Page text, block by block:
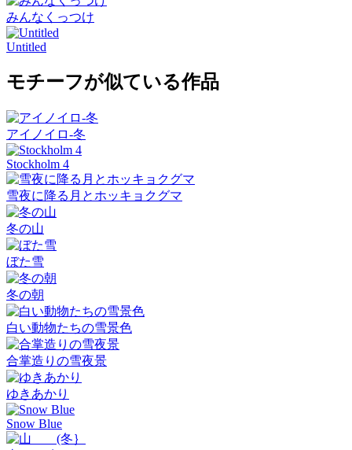
みんなくっつけ
Untitled
モチーフが似ている作品
アイノイロ-冬
Stockholm 4
雪夜に降る月とホッキョクグマ
冬の山
ぼた雪
冬の朝
白い動物たちの雪景色
合掌造りの雪夜景
ゆきあかり
Snow Blue